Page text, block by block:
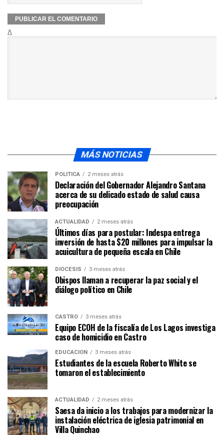
Δ
MÁS NOTICIAS
POLÍTICA 2 meses atrás
Declaración del Gobernador Alejandro Santana
acerca de su delicado estado de salud causa
preocupación
ACTUALIDAD 2 meses atrás
Últimos días para postular: Indespa entrega
inversión de hasta $20 millones para impulsar la
acuicultura de pequeña escala en Chile
DIÓCESIS 3 meses atrás
Obispos llaman a recuperar la paz social y el
diálogo político en Chile
CASTRO 3 meses atrás
Equipo ECOH de la fiscalía de Los Lagos investiga
caso de homicidio en Castro
EDUCACIÓN 3 meses atrás
Estudiantes de la escuela Roberto White se
tomaron el establecimiento
ACTUALIDAD 2 meses atrás
Saesa da inicio a los trabajos para modernizar la
instalación eléctrica de iglesia patrimonial en
Villa Quinchao